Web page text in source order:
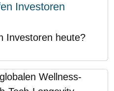
Investoren
Investoren heute?